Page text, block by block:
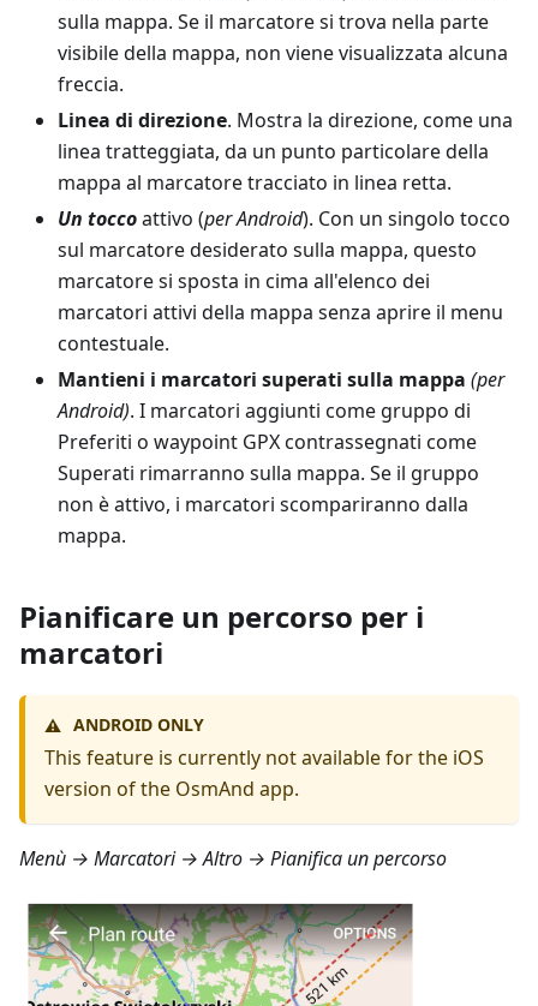
sulla mappa. Se il marcatore si trova nella parte
visibile della mappa, non viene visualizzata alcuna
freccia.
Linea di direzione. Mostra la direzione, come una
linea tratteggiata, da un punto particolare della
mappa al marcatore tracciato in linea retta.
Un toccoattivo (per Android). Con un singolo tocco
sul marcatore desiderato sulla mappa, questo
marcatore si sposta in cima all'elenco dei
marcatori attivi della mappa senza aprire il menu
contestuale.
Mantieni i marcatori superati sulla mappa (per
Android). I marcatori aggiunti come gruppo di
Preferiti o waypoint GPX contrassegnati come
Superati rimarranno sulla mappa. Se il gruppo
non è attivo, i marcatori scompariranno dalla
mappa.
Pianificare un percorso per i
marcatori
⚠️ ANDROID ONLY
This feature is currently not available for the iOS
version of the OsmAnd app.
Menù → Marcatori → Altro → Pianifica un percorso